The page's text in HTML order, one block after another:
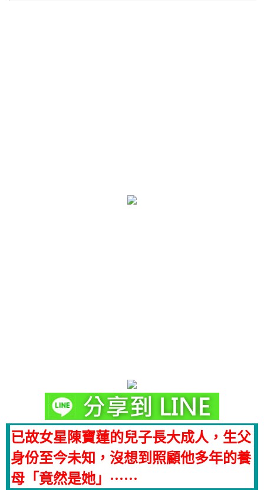
已故女星陳寶蓮的兒子長大成人，生父
身份至今未知，沒想到照顧他多年的養
母「竟然是她」······